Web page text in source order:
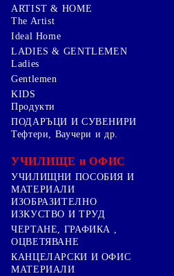
ARTIST & HOME
The Artist
Ideal Home
LADIES & GENTLEMEN
Ladies
Gentlemen
KIDS
Продукти
ПОДАРЪЦИ И СУВЕНИРИ
Тефтери, Ваучери и др.
УЧИЛИЩЕ и ОФИС
УЧИЛИЩНИ ПОСОБИЯ И
МАТЕРИАЛИ
ИЗОБРАЗИТЕЛНО
ИЗКУСТВО И ТРУД
ЧЕРТАНЕ, ГРАФИКА ,
ОЦВЕТЯВАНЕ
КАНЦЕЛАРСКИ И ОФИС
МАТЕРИАЛИ